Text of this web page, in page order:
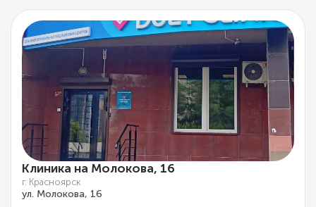
Клиника на Молокова, 16
г. Красноярск
ул. Молокова, 16